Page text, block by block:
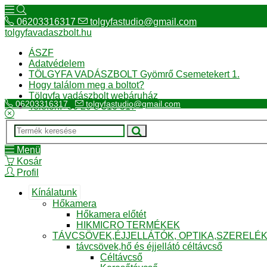
06203316317
tolgyfastudio@gmail.com
tolgyfavadaszbolt.hu
ÁSZF
Adatvédelem
TÖLGYFA VADÁSZBOLT Gyömrő Csemetekert 1.
Hogy találom meg a boltot?
Tölgyfa vadászbolt webáruház
Telefon:+36 20 3 316 317
06203316317 tolgyfastudio@gmail.com
Menü
Kosár
Profil
Kínálatunk
Hőkamera
Hőkamera előtét
HIKMICRO TERMÉKEK
TÁVCSÖVEK,ÉJJELLÁTÓK,
távcsövek,hő és éjjellátó céltávcső
Céltávcső